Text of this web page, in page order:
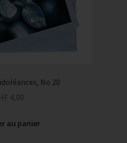
No 20
4,00
au panier